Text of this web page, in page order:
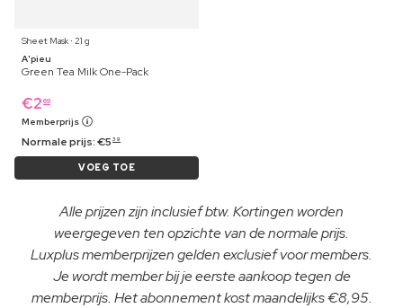
Sheet Mask ⋅ 21 g
A'pieu
Green Tea Milk One-Pack
€2 69
Memberprijs
Normale prijs:€5 39
VOEG TOE
Alle prijzen zijn inclusief btw. Kortingen worden
weergegeven ten opzichte van de normale prijs.
Luxplus memberprijzen gelden exclusief voor members.
Je wordt member bij je eerste aankoop tegen de
memberprijs. Het abonnement kost maandelijks €8,95.